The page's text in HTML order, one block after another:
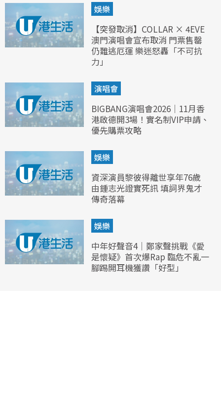
娛樂
【突發取消】COLLAR × 4EVE
澳門演唱會宣布取消 門票售罄
仍難逃厄運 樂迷怒轟「不可抗
力」
演唱會
BIGBANG演唱會2026｜11月香
港啟德開3場！實名制VIP申請、
優先購票攻略
娛樂
資深演員黎彼得離世享年76歲
由鍾志光證實死訊 填詞界鬼才
傳奇落幕
娛樂
中年好聲音4｜鄭家聲挑戰《愛
是懷疑》首次爆Rap 臨危不亂一
腳踢開耳機獲讚「好型」